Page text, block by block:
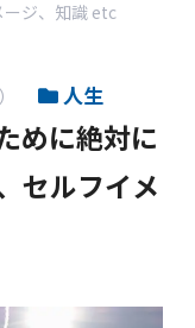
ジ、知識 etc
人生
めに絶対に
セルフイメ